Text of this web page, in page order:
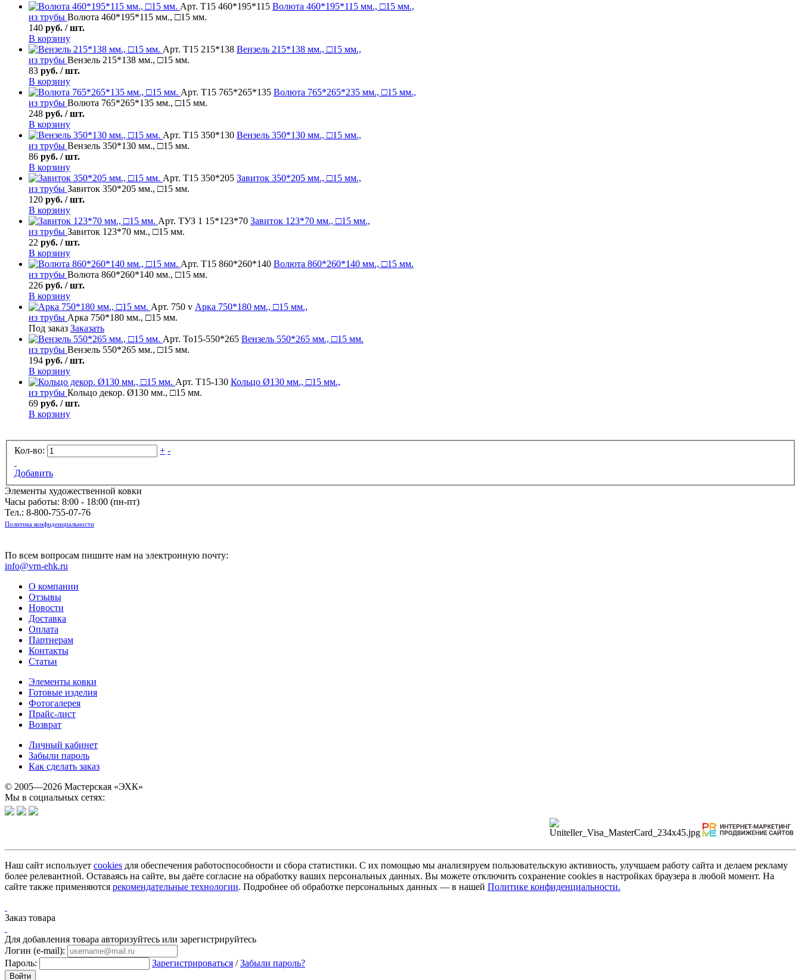
Арт. Т15 460*195*115 Волюта 460*195*115 мм., □15 мм.,
из трубы Волюта 460*195*115 мм., □15 мм.
140 руб. / шт.
В корзину
Арт. Т15 215*138 Вензель 215*138 мм., □15 мм.,
из трубы Вензель 215*138 мм., □15 мм.
83 руб. / шт.
В корзину
Арт. Т15 765*265*135 Волюта 765*265*235 мм., □15 мм.,
из трубы Волюта 765*265*135 мм., □15 мм.
248 руб. / шт.
В корзину
Арт. Т15 350*130 Вензель 350*130 мм., □15 мм.,
из трубы Вензель 350*130 мм., □15 мм.
86 руб. / шт.
В корзину
Арт. Т15 350*205 Завиток 350*205 мм., □15 мм.,
из трубы Завиток 350*205 мм., □15 мм.
120 руб. / шт.
В корзину
Арт. ТУЗ 1 15*123*70 Завиток 123*70 мм., □15 мм.,
из трубы Завиток 123*70 мм., □15 мм.
22 руб. / шт.
В корзину
Арт. Т15 860*260*140 Волюта 860*260*140 мм., □15 мм.
из трубы Волюта 860*260*140 мм., □15 мм.
226 руб. / шт.
В корзину
Арт. 750 v Арка 750*180 мм., □15 мм.,
из трубы Арка 750*180 мм., □15 мм.
Под заказ Заказать
Арт. То15-550*265 Вензель 550*265 мм., □15 мм.
из трубы Вензель 550*265 мм., □15 мм.
194 руб. / шт.
В корзину
Арт. Т15-130 Кольцо Ø130 мм., □15 мм.,
из трубы Кольцо декор. Ø130 мм., □15 мм.
69 руб. / шт.
В корзину
Кол-во: + -
Добавить
Элементы художественной ковки
Часы работы: 8:00 - 18:00 (пн-пт)
Тел.: 8-800-755-07-76
Политика конфиденциальности
По всем вопросам пишите нам на электронную почту:
info@vrn-ehk.ru
О компании
Отзывы
Новости
Доставка
Оплата
Партнерам
Контакты
Статьи
Элементы ковки
Готовые изделия
Фотогалерея
Прайс-лист
Возврат
Личный кабинет
Забыли пароль
Как сделать заказ
© 2005—2026 Мастерская «ЭХК»
Мы в социальных сетях:
Наш сайт использует cookies для обеспечения работоспособности и сбора статистики. С их помощью мы анализируем пользовательскую активность, улучшаем работу сайта и делаем рекламу
более релевантной. Оставаясь на сайте, вы даёте согласие на обработку ваших персональных данных. Вы можете отключить сохранение cookies в настройках браузера в любой момент. На
сайте также применяются рекомендательные технологии. Подробнее об обработке персональных данных — в нашей Политике конфиденциальности.
Заказ товара
Для добавления товара авторизуйтесь или зарегистрируйтесь
Логин (e-mail):
Пароль:
Зарегистрироваться /Забыли пароль?